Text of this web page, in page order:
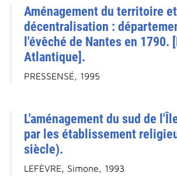
Aménagement du territoire et
décentralisation :
l'évêché de Nantes en 1790.
Atlantique].
PRESSENSÉ, 1995
L'aménagement du sud de
par les établissement
siècle).
LEFÈVRE, Simone, 1993